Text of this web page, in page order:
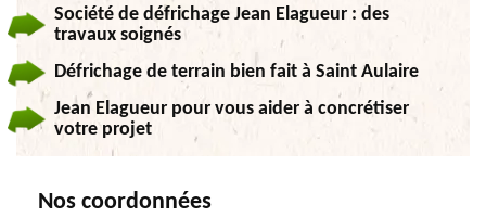
Société de défrichage Jean Elagueur : des
travaux soignés
Défrichage de terrain bien fait à Saint Aulaire
Jean Elagueur pour vous aider à concrétiser
votre projet
Nos coordonnées